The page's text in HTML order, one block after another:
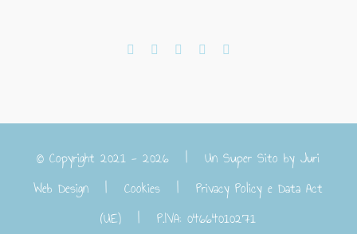
© Copyright 2021 -2026 | Un Super Sito byJuri
Web Design |Cookies |Privacy Policy e Data Act
(UE) | P.IVA: 04664010271